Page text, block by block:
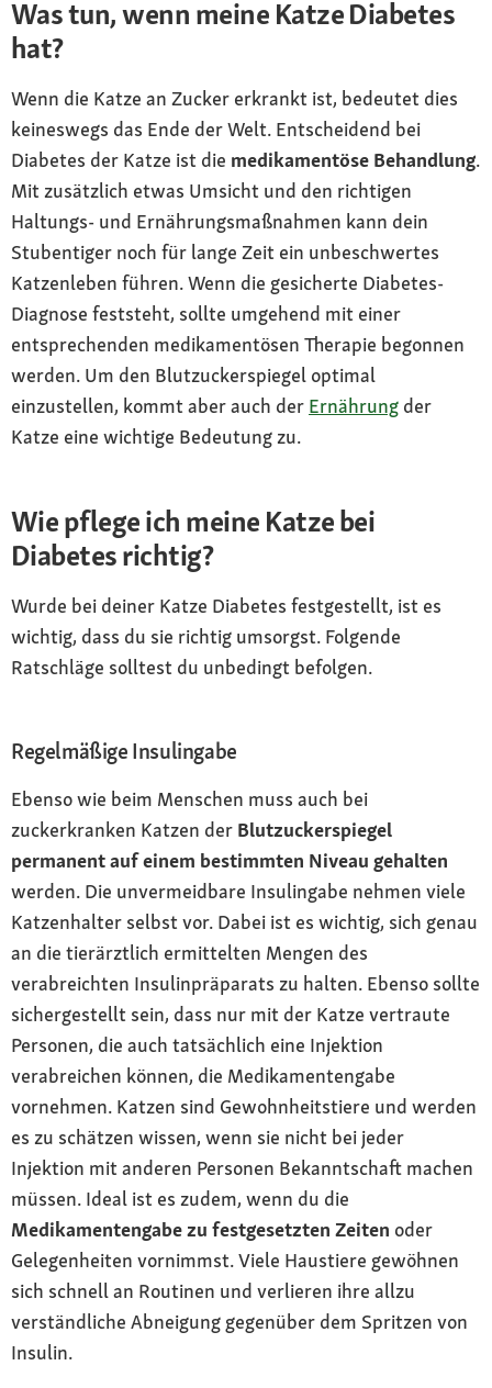
Was tun, wenn meine Katze Diabetes
hat?
Wenn die Katze an Zucker erkrankt ist, bedeutet dies
keineswegs das Ende der Welt. Entscheidend bei
Diabetes der Katze ist die medikamentöse Behandlung.
Mit zusätzlich etwas Umsicht und den richtigen
Haltungs- und Ernährungsmaßnahmen kann dein
Stubentiger noch für lange Zeit ein unbeschwertes
Katzenleben führen. Wenn die gesicherte Diabetes-
Diagnose feststeht, sollte umgehend mit einer
entsprechenden medikamentösen Therapie begonnen
werden. Um den Blutzuckerspiegel optimal
einzustellen, kommt aber auch der Ernährung der
Katze eine wichtige Bedeutung zu.
Wie pflege ich meine Katze bei
Diabetes richtig?
Wurde bei deiner Katze Diabetes festgestellt, ist es
wichtig, dass du sie richtig umsorgst. Folgende
Ratschläge solltest du unbedingt befolgen.
Regelmäßige Insulingabe
Ebenso wie beim Menschen muss auch bei
zuckerkranken Katzen der Blutzuckerspiegel
permanent auf einem bestimmten Niveau gehalten
werden. Die unvermeidbare Insulingabe nehmen viele
Katzenhalter selbst vor. Dabei ist es wichtig, sich genau
an die tierärztlich ermittelten Mengen des
verabreichten Insulinpräparats zu halten. Ebenso sollte
sichergestellt sein, dass nur mit der Katze vertraute
Personen, die auch tatsächlich eine Injektion
verabreichen können, die Medikamentengabe
vornehmen. Katzen sind Gewohnheitstiere und werden
es zu schätzen wissen, wenn sie nicht bei jeder
Injektion mit anderen Personen Bekanntschaft machen
müssen. Ideal ist es zudem, wenn du die
Medikamentengabe zu festgesetzten Zeiten oder
Gelegenheiten vornimmst. Viele Haustiere gewöhnen
sich schnell an Routinen und verlieren ihre allzu
verständliche Abneigung gegenüber dem Spritzen von
Insulin.